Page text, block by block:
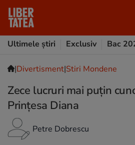
Ultimele știri
Exclusiv Bac
|Divertisment|Stiri Mondene
Zece lucruri mai puțin
Prințesa Diana
Petre Dobrescu